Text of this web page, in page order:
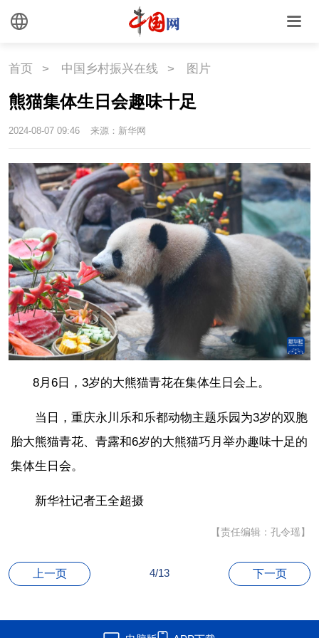
文创
悦读 民藏
中国瓷
国情
国情 助残 一带一路
海洋 草原
联盟 心理 老年
首页 > 中国乡村振兴在线 > 图片
熊猫集体生日会趣味十足
2024-08-07 09:46 来源：新华网
8月6日，3岁的大熊猫青花在集体生日会上。
当日，重庆永川乐和乐都动物主题乐园为3岁的双胞
胎大熊猫青花、青露和6岁的大熊猫巧月举办趣味十足的
集体生日会。
新华社记者王全超摄
【责任编辑：孔令瑶】
上一页 4/13 下一页